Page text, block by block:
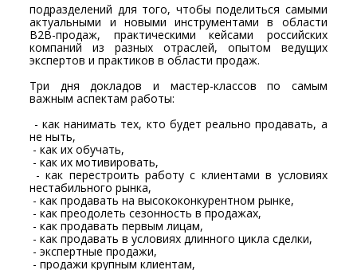
подразделений для того, чтобы поделиться самыми
актуальными и новыми инструментами в области
В2В-продаж, практическими кейсами российских
компаний из разных отраслей, опытом ведущих
экспертов и практиков в области продаж.
Три дня докладов и мастер-классов по самым
важным аспектам работы:
- как нанимать тех, кто будет реально продавать, а
не ныть,
- как их обучать,
- как их мотивировать,
- как перестроить работу с клиентами в условиях
нестабильного рынка,
- как продавать на высококонкурентном рынке,
- как преодолеть сезонность в продажах,
- как продавать первым лицам,
- как продавать в условиях длинного цикла сделки,
- экспертные продажи,
- продажи крупным клиентам,